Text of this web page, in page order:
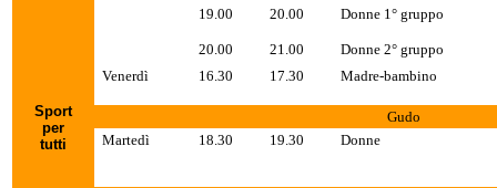
Sport
per
tutti
19.00
20.00
20.00
21.00
Donne 1° gruppo
Donne 2° gruppo
Venerdì
16.30 17.30 Madre-bambino
Gudo
Martedì
18.30 19.30 Donne